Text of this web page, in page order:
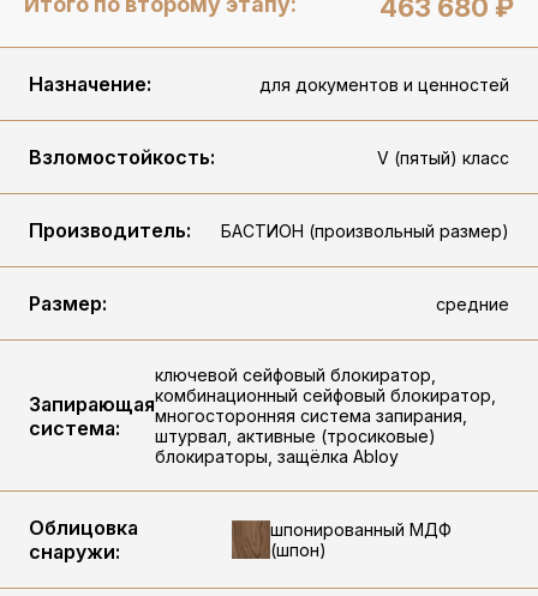
463 680 ₽
Назначение: для документов и ценностей
Взломостойкость: V (пятый) класс
Производитель: БАСТИОН (произвольный размер)
Размер: средние
Запирающая
система:
ключевой сейфовый блокиратор,
комбинационный сейфовый блокиратор,
многосторонняя система запирания,
штурвал, активные (тросиковые)
блокираторы, защёлка Abloy
Облицовка
снаружи:
шпонированный МДФ
(шпон)